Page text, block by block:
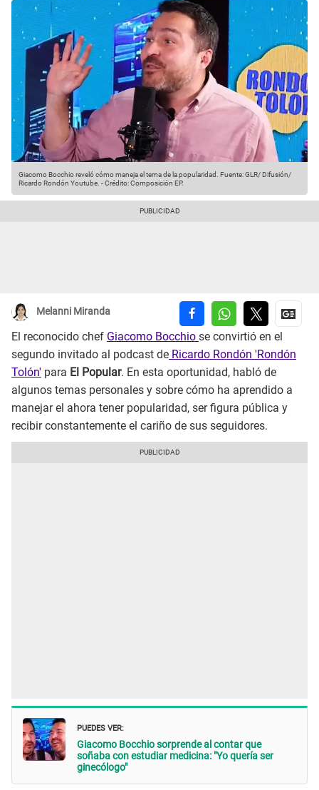
Giacomo Bocchio reveló cómo maneja el tema de la popularidad. Fuente: GLR/ Difusión/
Ricardo Rondón Youtube. -Crédito: Composición EP.
Melanni Miranda
El reconocido chef Giacomo Bocchio se convirtió en el
segundo invitado al podcast de Ricardo Rondón 'Rondón
Tolón' para El Popular. En esta oportunidad, habló de
algunos temas personales y sobre cómo ha aprendido a
manejar el ahora tener popularidad, ser figura pública y
recibir constantemente el cariño de sus seguidores.
PUEDES VER:
Giacomo Bocchio sorprende al contar que
soñaba con estudiar medicina: "Yo quería ser
ginecólogo"